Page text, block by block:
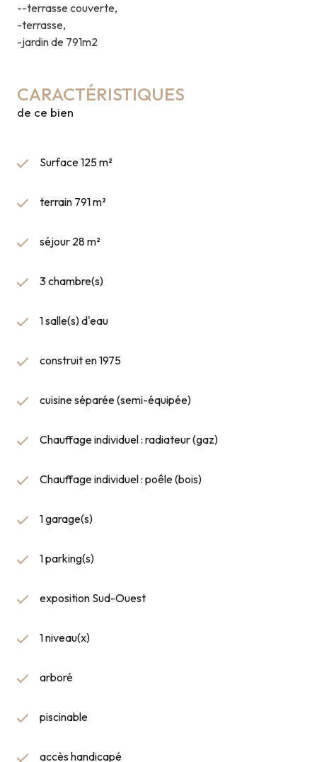
--terrasse couverte,
-terrasse,
-jardin de 791m2
CARACTÉRISTIQUES
de ce bien
Surface 125 m²
terrain 791 m²
séjour 28 m²
3 chambre(s)
1 salle(s) d'eau
construit en 1975
cuisine séparée (semi-équipée)
Chauffage individuel : radiateur (gaz)
Chauffage individuel : poêle (bois)
1 garage(s)
1 parking(s)
exposition Sud-Ouest
1 niveau(x)
arboré
piscinable
accès handicapé